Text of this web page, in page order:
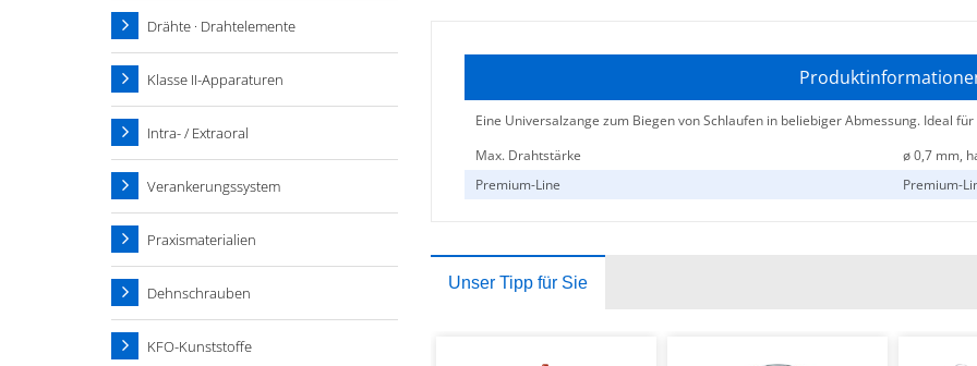
Eine Universalzange zum Biegen von Schlaufen in beliebiger Abmessung. Ideal
Max. Drahtstärke
ø 0,7 mm,
Premium-Line
Premium-
Unser Tipp für Sie
Drähte · Drahtelemente
Klasse II-Apparaturen
Intra- / Extraoral
Verankerungssystem
Praxismaterialien
Dehnschrauben
KFO-Kunststoffe